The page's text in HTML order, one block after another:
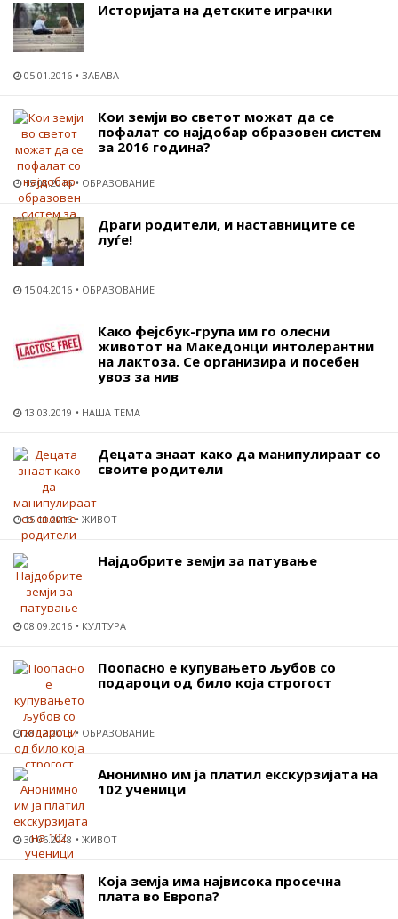
Историјата на детските играчки
05.01.2016 ЗАБАВА
Кои земји во светот можат да се
пофалат со најдобар образовен систем
за 2016 година?
15.08.2016 ОБРАЗОВАНИЕ
Драги родители, и наставниците се
луѓе!
15.04.2016 ОБРАЗОВАНИЕ
Како фејсбук-група им го олесни
животот на Македонци интолерантни
на лактоза. Се организира и посебен
увоз за нив
13.03.2019 НАША ТЕМА
Децата знаат како да манипулираат со
своите родители
15.11.2016 ЖИВОТ
Најдобрите земји за патување
08.09.2016 КУЛТУРА
Поопасно е купувањето љубов со
подароци од било која строгост
28.12.2015 ОБРАЗОВАНИЕ
Анонимно им ја платил екскурзијата на
102 ученици
30.06.2018 ЖИВОТ
Која земја има највисока просечна
плата во Европа?